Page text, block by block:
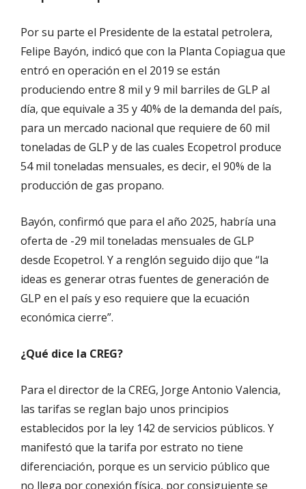
Por su parte el Presidente de la estatal petrolera,
Felipe Bayón, indicó que con la Planta Copiagua que
entró en operación en el 2019 se están
produciendo entre 8 mil y 9 mil barriles de GLP al
día, que equivale a 35 y 40% de la demanda del país,
para un mercado nacional que requiere de 60 mil
toneladas de GLP y de las cuales Ecopetrol produce
54 mil toneladas mensuales, es decir, el 90% de la
producción de gas propano.
Bayón, confirmó que para el año 2025, habría una
oferta de -29 mil toneladas mensuales de GLP
desde Ecopetrol. Y a renglón seguido dijo que “la
ideas es generar otras fuentes de generación de
GLP en el país y eso requiere que la ecuación
económica cierre”.
¿Qué dice la CREG?
Para el director de la CREG, Jorge Antonio Valencia,
las tarifas se reglan bajo unos principios
establecidos por la ley 142 de servicios públicos. Y
manifestó que la tarifa por estrato no tiene
diferenciación, porque es un servicio público que
no llega por conexión física, por consiguiente se